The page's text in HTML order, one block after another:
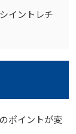
イントレチ
ポイントが変